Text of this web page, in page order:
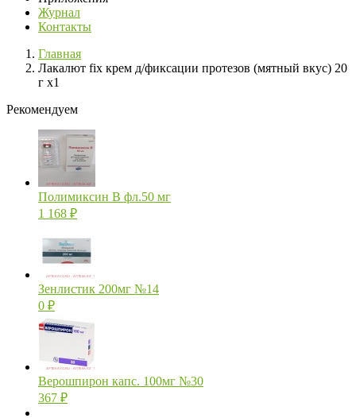
Журнал
Контакты
Главная
Лакалют fix крем д/фиксации протезов (мятный вкус) 20
г х1
Рекомендуем
Полимиксин В фл.50 мг
1 168 ₽
Зенлистик 200мг №14
0 ₽
Верошпирон капс. 100мг №30
367 ₽